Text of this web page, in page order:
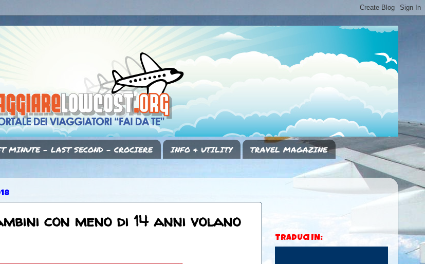
MINUTE - LAST SECOND - CROCIERE INFO & UTILITY
TRAVEL MAGAZINE
con meno di 14 anni volano
TRADUCI IN: